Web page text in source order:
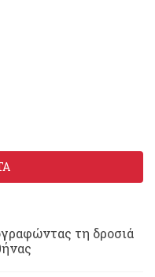
τη δροσιά